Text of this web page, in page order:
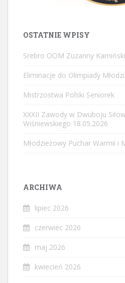
OSTATNIE WPISY
Srebro OOM Zuzanny
Eliminacje do Olimpiady
Mistrzostwa Polski Seniorek
XXXII Zawody w Dwuboju
Wiśniewskiego 18.05.2026
Młodzieżowy Puchar Warmii i
ARCHIWA
lipiec 2026
czerwiec 2026
maj 2026
kwiecień 2026